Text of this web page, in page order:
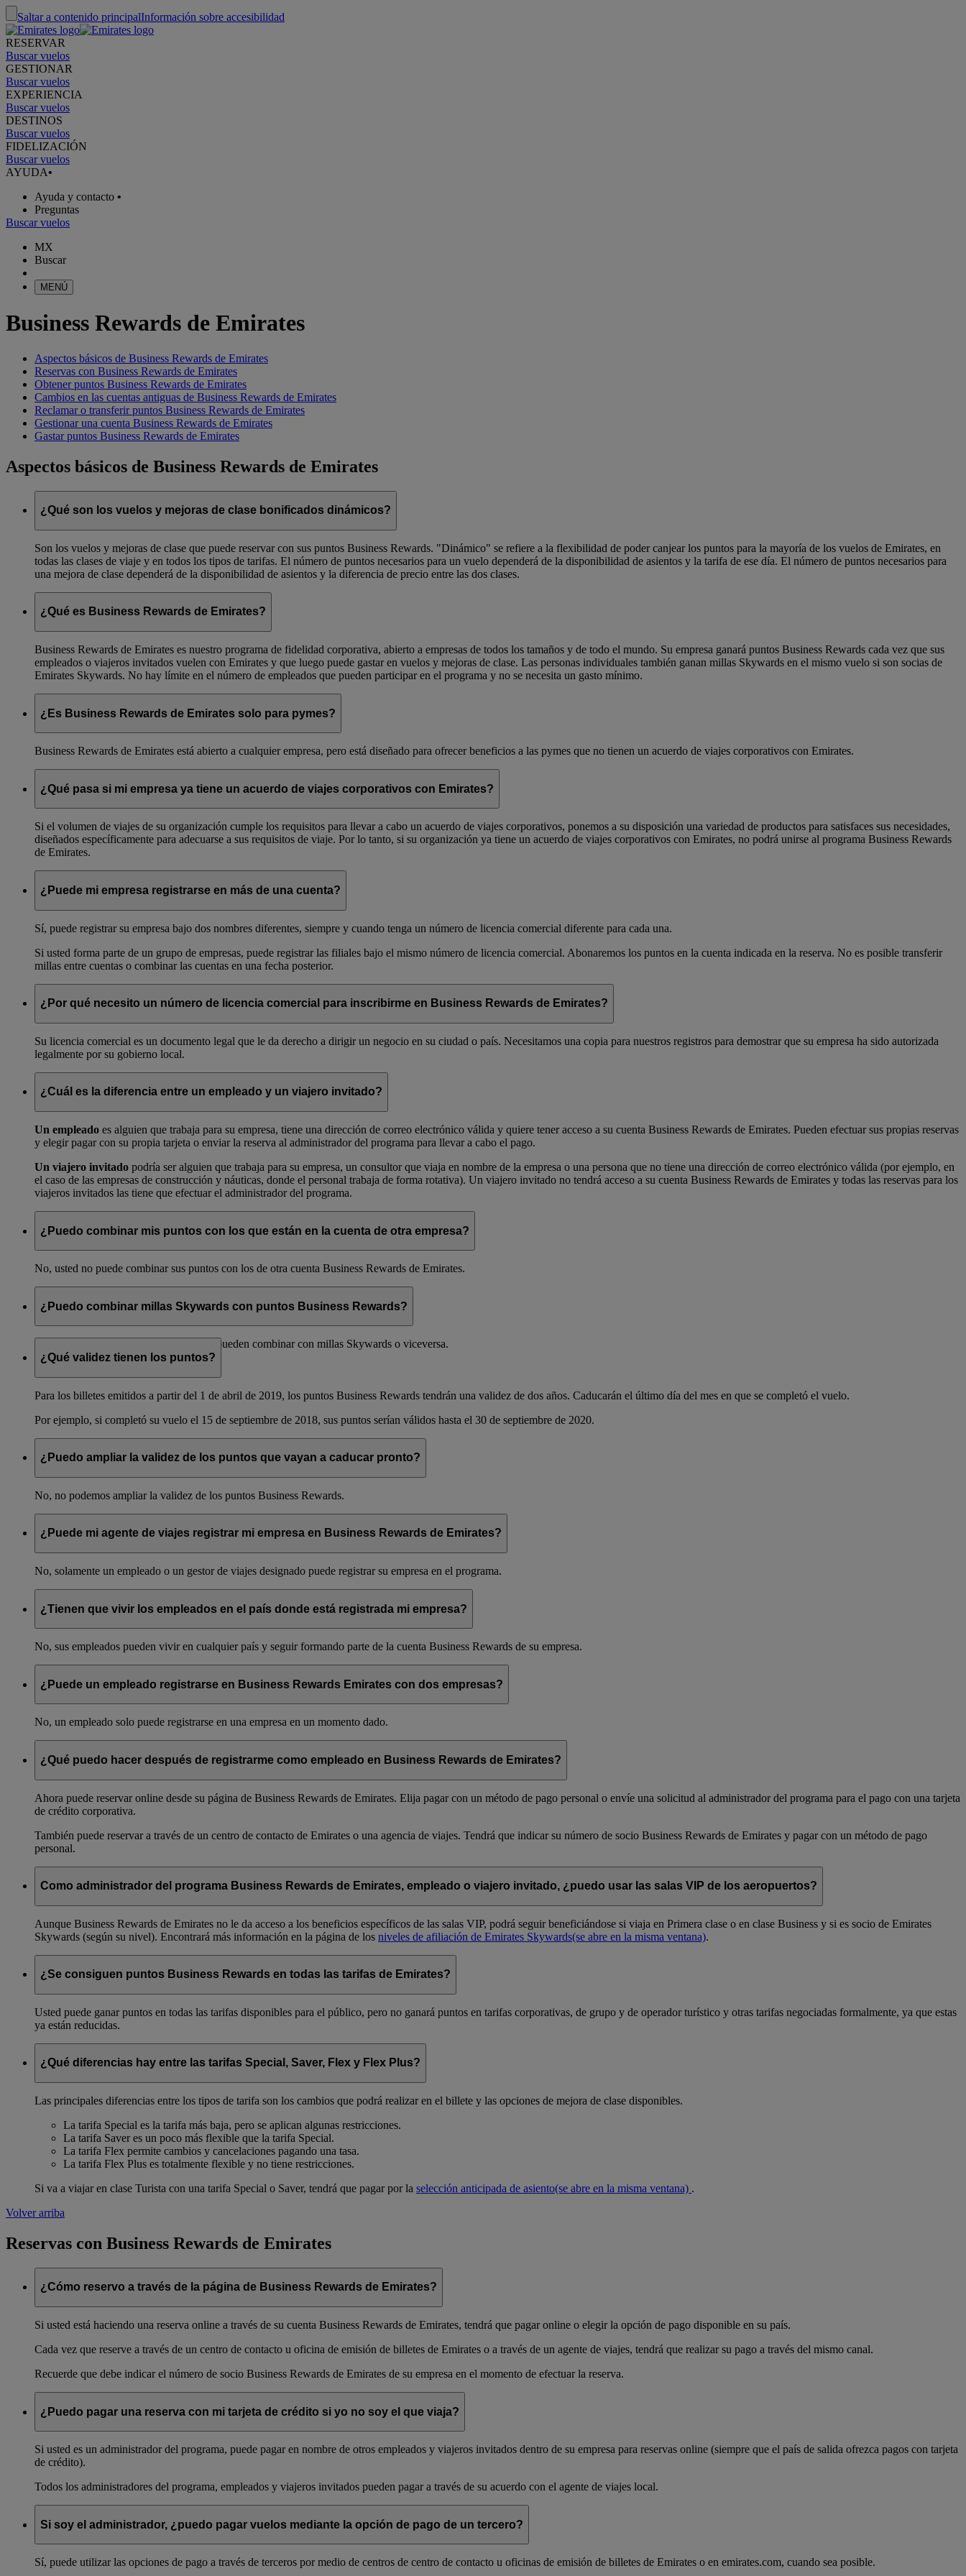
Saltar a contenido principalInformación sobre accesibilidad
RESERVAR
Buscar vuelos
GESTIONAR
Buscar vuelos
EXPERIENCIA
Buscar vuelos
DESTINOS
Buscar vuelos
FIDELIZACIÓN
Buscar vuelos
AYUDA•
Ayuda y contacto •
Preguntas
Buscar vuelos
MX
Buscar
MENÚ
Business Rewards de Emirates
Aspectos básicos de Business Rewards de Emirates
Reservas con Business Rewards de Emirates
Obtener puntos Business Rewards de Emirates
Cambios en las cuentas antiguas de Business Rewards de Emirates
Reclamar o transferir puntos Business Rewards de Emirates
Gestionar una cuenta Business Rewards de Emirates
Gastar puntos Business Rewards de Emirates
Aspectos básicos de Business Rewards de Emirates
¿Qué son los vuelos y mejoras de clase bonificados dinámicos?
Son los vuelos y mejoras de clase que puede reservar con sus puntos Business Rewards. "Dinámico" se refiere a la flexibilidad de poder canjear los puntos para la mayoría de los vuelos de Emirates, en
todas las clases de viaje y en todos los tipos de tarifas. El número de puntos necesarios para un vuelo dependerá de la disponibilidad de asientos y la tarifa de ese día. El número de puntos necesarios para
una mejora de clase dependerá de la disponibilidad de asientos y la diferencia de precio entre las dos clases.
¿Qué es Business Rewards de Emirates?
Business Rewards de Emirates es nuestro programa de fidelidad corporativa, abierto a empresas de todos los tamaños y de todo el mundo. Su empresa ganará puntos Business Rewards cada vez que sus
empleados o viajeros invitados vuelen con Emirates y que luego puede gastar en vuelos y mejoras de clase. Las personas individuales también ganan millas Skywards en el mismo vuelo si son socias de
Emirates Skywards. No hay límite en el número de empleados que pueden participar en el programa y no se necesita un gasto mínimo.
¿Es Business Rewards de Emirates solo para pymes?
Business Rewards de Emirates está abierto a cualquier empresa, pero está diseñado para ofrecer beneficios a las pymes que no tienen un acuerdo de viajes corporativos con Emirates.
¿Qué pasa si mi empresa ya tiene un acuerdo de viajes corporativos con Emirates?
Si el volumen de viajes de su organización cumple los requisitos para llevar a cabo un acuerdo de viajes corporativos, ponemos a su disposición una variedad de productos para satisfaces sus necesidades,
diseñados específicamente para adecuarse a sus requisitos de viaje. Por lo tanto, si su organización ya tiene un acuerdo de viajes corporativos con Emirates, no podrá unirse al programa Business Rewards
de Emirates.
¿Puede mi empresa registrarse en más de una cuenta?
Sí, puede registrar su empresa bajo dos nombres diferentes, siempre y cuando tenga un número de licencia comercial diferente para cada una.
Si usted forma parte de un grupo de empresas, puede registrar las filiales bajo el mismo número de licencia comercial. Abonaremos los puntos en la cuenta indicada en la reserva. No es posible transferir
millas entre cuentas o combinar las cuentas en una fecha posterior.
¿Por qué necesito un número de licencia comercial para inscribirme en Business Rewards de Emirates?
Su licencia comercial es un documento legal que le da derecho a dirigir un negocio en su ciudad o país. Necesitamos una copia para nuestros registros para demostrar que su empresa ha sido autorizada
legalmente por su gobierno local.
¿Cuál es la diferencia entre un empleado y un viajero invitado?
Un empleado es alguien que trabaja para su empresa, tiene una dirección de correo electrónico válida y quiere tener acceso a su cuenta Business Rewards de Emirates. Pueden efectuar sus propias reservas
y elegir pagar con su propia tarjeta o enviar la reserva al administrador del programa para llevar a cabo el pago.
Un viajero invitado podría ser alguien que trabaja para su empresa, un consultor que viaja en nombre de la empresa o una persona que no tiene una dirección de correo electrónico válida (por ejemplo, en
el caso de las empresas de construcción y náuticas, donde el personal trabaja de forma rotativa). Un viajero invitado no tendrá acceso a su cuenta Business Rewards de Emirates y todas las reservas para los
viajeros invitados las tiene que efectuar el administrador del programa.
¿Puedo combinar mis puntos con los que están en la cuenta de otra empresa?
No, usted no puede combinar sus puntos con los de otra cuenta Business Rewards de Emirates.
¿Puedo combinar millas Skywards con puntos Business Rewards?
No, los puntos Business Rewards no se pueden combinar con millas Skywards o viceversa.
¿Qué validez tienen los puntos?
Para los billetes emitidos a partir del 1 de abril de 2019, los puntos Business Rewards tendrán una validez de dos años. Caducarán el último día del mes en que se completó el vuelo.
Por ejemplo, si completó su vuelo el 15 de septiembre de 2018, sus puntos serían válidos hasta el 30 de septiembre de 2020.
¿Puedo ampliar la validez de los puntos que vayan a caducar pronto?
No, no podemos ampliar la validez de los puntos Business Rewards.
¿Puede mi agente de viajes registrar mi empresa en Business Rewards de Emirates?
No, solamente un empleado o un gestor de viajes designado puede registrar su empresa en el programa.
¿Tienen que vivir los empleados en el país donde está registrada mi empresa?
No, sus empleados pueden vivir en cualquier país y seguir formando parte de la cuenta Business Rewards de su empresa.
¿Puede un empleado registrarse en Business Rewards Emirates con dos empresas?
No, un empleado solo puede registrarse en una empresa en un momento dado.
¿Qué puedo hacer después de registrarme como empleado en Business Rewards de Emirates?
Ahora puede reservar online desde su página de Business Rewards de Emirates. Elija pagar con un método de pago personal o envíe una solicitud al administrador del programa para el pago con una tarjeta
de crédito corporativa.
También puede reservar a través de un centro de contacto de Emirates o una agencia de viajes. Tendrá que indicar su número de socio Business Rewards de Emirates y pagar con un método de pago
personal.
Como administrador del programa Business Rewards de Emirates, empleado o viajero invitado, ¿puedo usar las salas VIP de los aeropuertos?
Aunque Business Rewards de Emirates no le da acceso a los beneficios específicos de las salas VIP, podrá seguir beneficiándose si viaja en Primera clase o en clase Business y si es socio de Emirates
Skywards (según su nivel). Encontrará más información en la página de los niveles de afiliación de Emirates Skywards(se abre en la misma ventana).
¿Se consiguen puntos Business Rewards en todas las tarifas de Emirates?
Usted puede ganar puntos en todas las tarifas disponibles para el público, pero no ganará puntos en tarifas corporativas, de grupo y de operador turístico y otras tarifas negociadas formalmente, ya que estas
ya están reducidas.
¿Qué diferencias hay entre las tarifas Special, Saver, Flex y Flex Plus?
Las principales diferencias entre los tipos de tarifa son los cambios que podrá realizar en el billete y las opciones de mejora de clase disponibles.
La tarifa Special es la tarifa más baja, pero se aplican algunas restricciones.
La tarifa Saver es un poco más flexible que la tarifa Special.
La tarifa Flex permite cambios y cancelaciones pagando una tasa.
La tarifa Flex Plus es totalmente flexible y no tiene restricciones.
Si va a viajar en clase Turista con una tarifa Special o Saver, tendrá que pagar por la selección anticipada de asiento(se abre en la misma ventana) .
Volver arriba
Reservas con Business Rewards de Emirates
¿Cómo reservo a través de la página de Business Rewards de Emirates?
Si usted está haciendo una reserva online a través de su cuenta Business Rewards de Emirates, tendrá que pagar online o elegir la opción de pago disponible en su país.
Cada vez que reserve a través de un centro de contacto u oficina de emisión de billetes de Emirates o a través de un agente de viajes, tendrá que realizar su pago a través del mismo canal.
Recuerde que debe indicar el número de socio Business Rewards de Emirates de su empresa en el momento de efectuar la reserva.
¿Puedo pagar una reserva con mi tarjeta de crédito si yo no soy el que viaja?
Si usted es un administrador del programa, puede pagar en nombre de otros empleados y viajeros invitados dentro de su empresa para reservas online (siempre que el país de salida ofrezca pagos con tarjeta
de crédito).
Todos los administradores del programa, empleados y viajeros invitados pueden pagar a través de su acuerdo con el agente de viajes local.
Si soy el administrador, ¿puedo pagar vuelos mediante la opción de pago de un tercero?
Sí, puede utilizar las opciones de pago a través de terceros por medio de centros de centro de contacto u oficinas de emisión de billetes de Emirates o en emirates.com, cuando sea posible.